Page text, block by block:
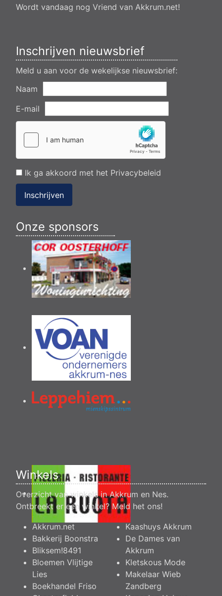
van een transformatorstation project nulelie Akkrum nabij de
Wordt vandaag nog Vriend van Akkrum.net!
Inschrijven nieuwsbrief
Meld u aan voor de wekelijkse nieuwsbrief:
Naam
E-mail
Ik ga akkoord met het Privacybeleid
Inschrijven
Onze sponsors
Winkels
Overzicht van winkels in Akkrum en Nes.
Ontbreekt er een winkel?Meld het ons!
Akkrum.net
Bakkerij Boonstra
Bliksem!8491
Bloemen Vlijtige
Lies
Boekhandel Friso
Kaashuys Akkrum
De Dames van
Akkrum
Kletskous Mode
Makelaar Wieb
Zandberg